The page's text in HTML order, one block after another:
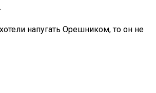
напугать Орешником, то он не